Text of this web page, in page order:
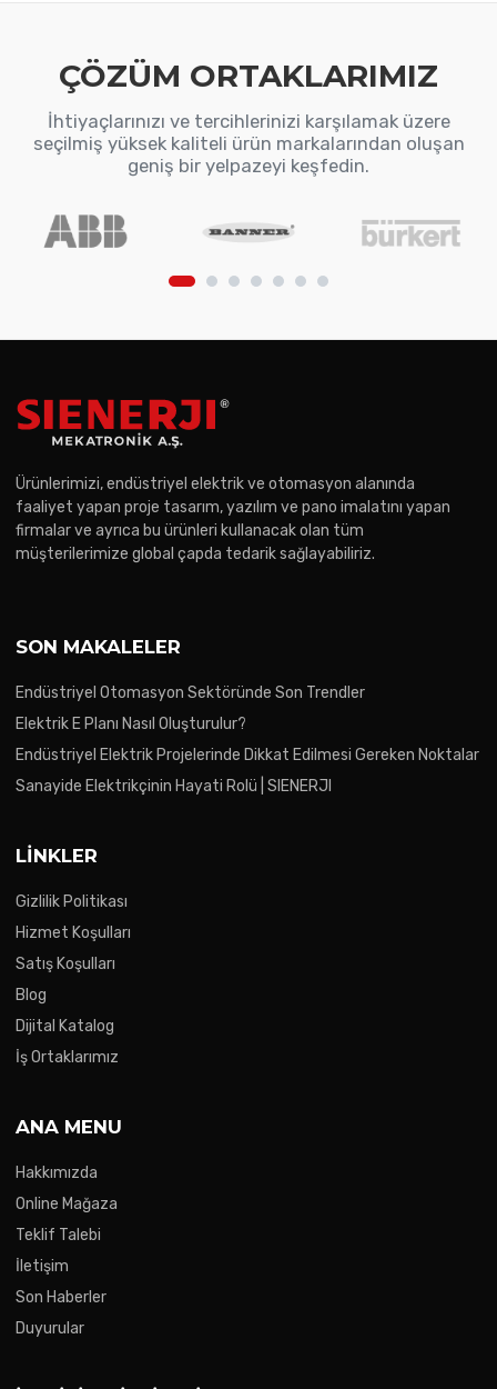
ÇÖZÜM ORTAKLARIMIZ
İhtiyaçlarınızı ve tercihlerinizi karşılamak üzere
seçilmiş yüksek kaliteli ürün markalarından oluşan
geniş bir yelpazeyi keşfedin.
Ürünlerimizi, endüstriyel elektrik ve otomasyon alanında
faaliyet yapan proje tasarım, yazılım ve pano imalatını yapan
firmalar ve ayrıca bu ürünleri kullanacak olan tüm
müşterilerimize global çapda tedarik sağlayabiliriz.
SON MAKALELER
Endüstriyel Otomasyon Sektöründe Son Trendler
Elektrik E Planı Nasıl Oluşturulur?
Endüstriyel Elektrik Projelerinde Dikkat Edilmesi Gereken Noktalar
Sanayide Elektrikçinin Hayati Rolü | SIENERJI
LINKLER
Gizlilik Politikası
Hizmet Koşulları
Satış Koşulları
Blog
Dijital Katalog
İş Ortaklarımız
ANA MENU
Hakkımızda
Online Mağaza
Teklif Talebi
İletişim
Son Haberler
Duyurular